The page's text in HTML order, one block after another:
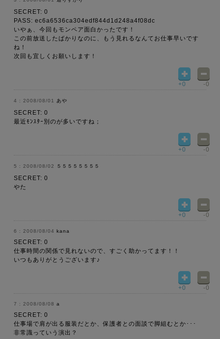
SECRET: 0
PASS: ec6a6536ca304edf844d1d248a4f08dc
いやぁ、今回もモンペア面白かったです！
この前放送したばかりなのに、もう見れるなんてお仕事早いです
ね！
次回も宜しくお願いします！
+0 -0
2008/08/01 あや
SECRET: 0
最近ﾓﾝｽﾀｰ別のが多いですね；
+0 -0
2008/08/02 ５５５５５５５５
SECRET: 0
やた
+0 -0
2008/08/04 kana
SECRET: 0
仕事時間の関係で見れないので、すごく助かってます！！
いつもありがとうございます♪
+0 -0
2008/08/08 a
SECRET: 0
仕事場で肩が出る服装だとか、保護者との面談で脚組むとか･･･
非常識っていう演出？